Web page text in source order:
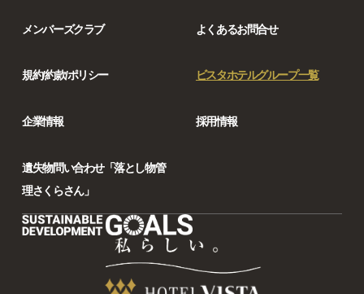
メンバーズクラブ よくあるお問合せ
規約/約款/ポリシー ビスタホテルグループ一覧
企業情報 採用情報
遺失物問い合わせ「落とし物管
理さくらさん」